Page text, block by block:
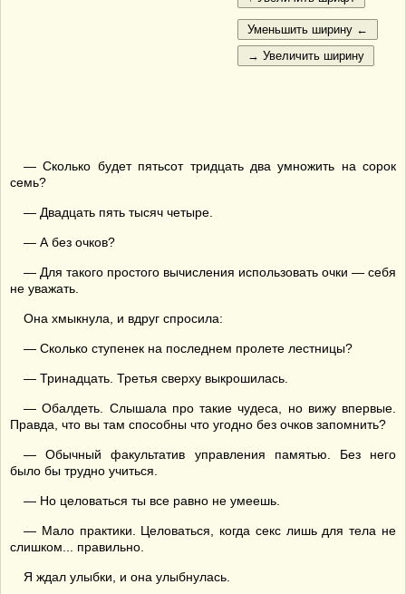
— Сколько будет пятьсот тридцать два умножить на сорок
семь?
— Двадцать пять тысяч четыре.
— А без очков?
— Для такого простого вычисления использовать очки — себя
не уважать.
Она хмыкнула, и вдруг спросила:
— Сколько ступенек на последнем пролете лестницы?
— Тринадцать. Третья сверху выкрошилась.
— Обалдеть. Слышала про такие чудеса, но вижу впервые.
Правда, что вы там способны что угодно без очков запомнить?
— Обычный факультатив управления памятью. Без него
было бы трудно учиться.
— Но целоваться ты все равно не умеешь.
— Мало практики. Целоваться, когда секс лишь для тела не
слишком... правильно.
Я ждал улыбки, и она улыбнулась.